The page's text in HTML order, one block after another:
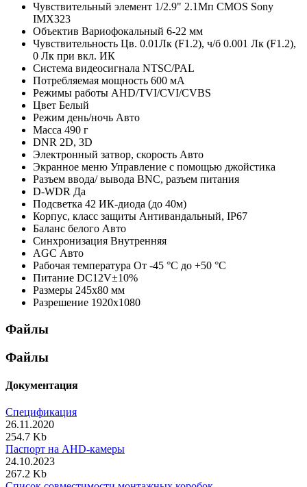
Чувствительный элемент 1/2.9" 2.1Мп CMOS Sony
IMX323
Объектив Вариофокальный 6-22 мм
Чувствительность Цв. 0.01Лк (F1.2), ч/б 0.001 Лк (F1.2),
0 Лк при вкл. ИК
Система видеосигнала NTSC/PAL
Потребляемая мощность 600 мА
Режимы работы AHD/TVI/CVI/CVBS
Цвет Белый
Режим день/ночь Авто
Масса 490 г
DNR 2D, 3D
Электронный затвор, скорость Авто
Экранное меню Управление с помощью джойстика
Разъем ввода/ вывода BNC, разъем питания
D-WDR Да
Подсветка 42 ИК-диода (до 40м)
Корпус, класс защиты Антивандальный, IP67
Баланс белого Авто
Синхронизация Внутренняя
AGC Авто
Рабочая температура От -45 °С до +50 °С
Питание DC12V±10%
Размеры 245х80 мм
Разрешение 1920x1080
Файлы
Файлы
Документация
Спецификация
26.11.2020
254.7 Kb
Паспорт на AHD-камеры
24.10.2023
267.2 Kb